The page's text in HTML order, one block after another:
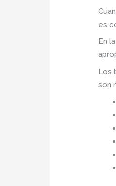
es
En
Los
son